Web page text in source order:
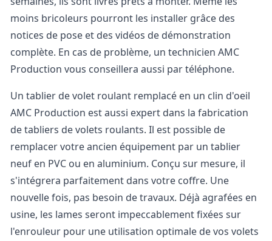
moins bricoleurs pourront les installer grâce des
notices de pose et des vidéos de démonstration
complète. En cas de problème, un technicien AMC
Production vous conseillera aussi par téléphone.
Un tablier de volet roulant remplacé en un clin d'oeil
AMC Production est aussi expert dans la fabrication
de tabliers de volets roulants. Il est possible de
remplacer votre ancien équipement par un tablier
neuf en PVC ou en aluminium. Conçu sur mesure, il
s'intégrera parfaitement dans votre coffre. Une
nouvelle fois, pas besoin de travaux. Déjà agrafées en
usine, les lames seront impeccablement fixées sur
l'enrouleur pour une utilisation optimale de vos volets